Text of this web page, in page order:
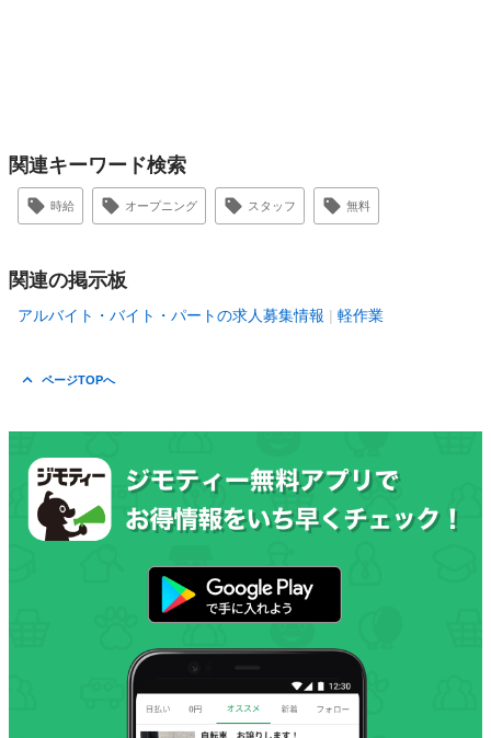
関連キーワード検索
時給 オープニング スタッフ 無料
関連の掲示板
アルバイト・バイト・パートの求人募集情報 軽作業
ページTOPへ